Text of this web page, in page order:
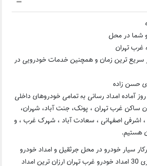
شما در محل
غرب تهران
سریع ترین زمان و همچنین خدمات خودرویی در
حسن زاده
آماده امداد رسانی به تمامی خودروهای داخلی
ساکن غرب تهران ، پونک، جنت آباد، شهران،
، اشرفی اصفهانی ، سعادت آباد ، شهرک غرب ، و
هستیم.
سیار خودرو در محل جرثقیل و امداد خودرو
تهران ارزان و شبانه روزی 30 امداد خودرو غرب تهران ارزان ترین امداد